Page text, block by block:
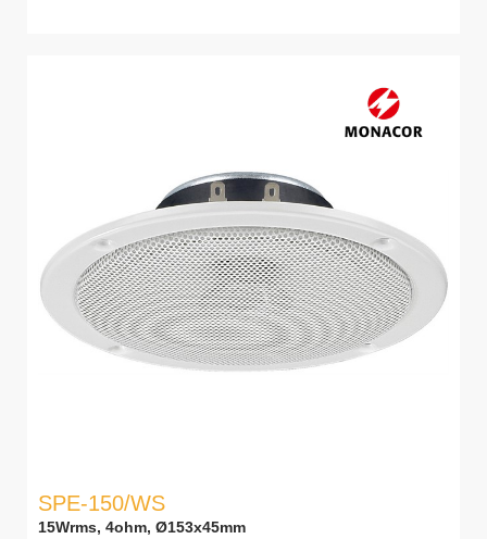
SPE-150/WS
15Wrms, 4ohm, Ø153x45mm